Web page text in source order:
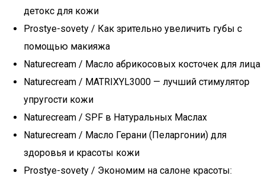
детокс для кожи
Prostye-sovety / Как зрительно увеличить губы с
помощью макияжа
Naturecream / Масло абрикосовых косточек для лица
Naturecream / MATRIXYL3000 — лучший стимулятор
упругости кожи
Naturecream / SPF в Натуральных Маслах
Naturecream / Масло Герани (Пеларгонии) для
здоровья и красоты кожи
Prostye-sovety / Экономим на салоне красоты: